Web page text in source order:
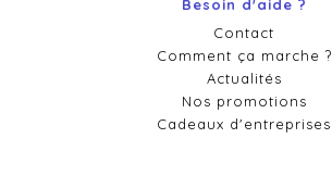
Besoin d'aide ?
Contact
Comment ça marche ?
Actualités
Nos promotions
Cadeaux d'entreprises